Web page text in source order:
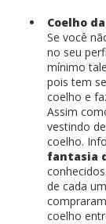
Coelho
Se você
no seu
mínimo
pois tem
coelho e
Assim
vestindo
coelho.
fantasia
de cada
coelho